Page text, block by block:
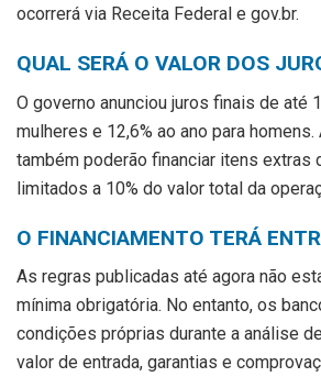
ocorrerá via Receita Federal e gov.br.
QUAL SERÁ O VALOR DOS
O governo anunciou juros finais de até
mulheres e 12,6% ao ano para
também poderão financiar itens extras
limitados a 10% do valor total da
O FINANCIAMENTO TERÁ
As regras publicadas até agora não
mínima obrigatória. No entanto, os
condições próprias durante a análise
valor de entrada, garantias e